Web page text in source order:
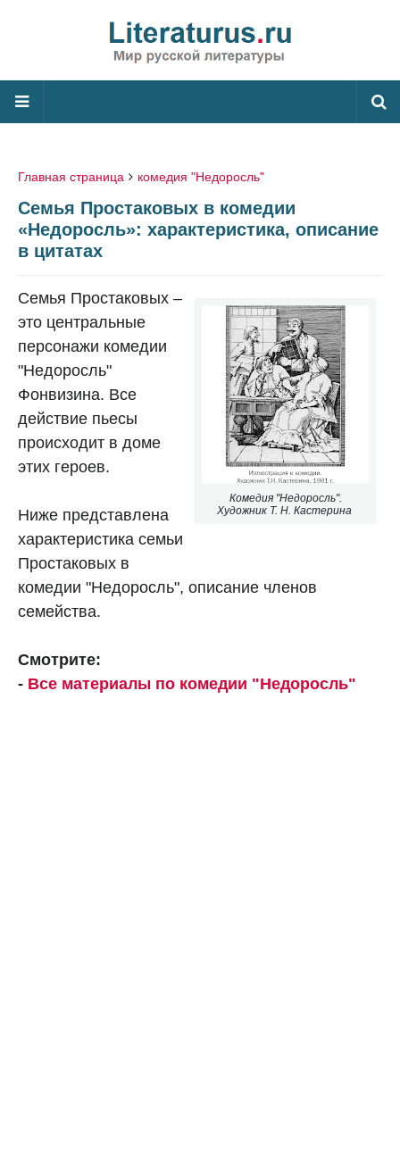
Главная страница комедия "Недоросль"
Cемья Простаковых в комедии
«Недоросль»: характеристика, описание
в цитатах
Комедия "Недоросль".
Художник Т. Н. Кастерина
Семья Простаковых –
это центральные
персонажи комедии
"Недоросль"
Фонвизина. Все
действие пьесы
происходит в доме
этих героев.
Ниже представлена
характеристика семьи
Простаковых в
комедии "Недоросль", описание членов
семейства.
Смотрите:
- Все материалы по комедии "Недоросль"